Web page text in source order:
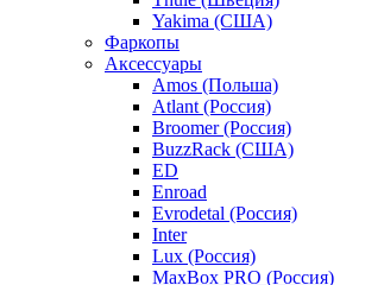
Yakima (США)
Фаркопы
Аксессуары
Amos (Польша)
Atlant (Россия)
Broomer (Россия)
BuzzRack (США)
ED
Enroad
Evrodetal (Россия)
Inter
Lux (Россия)
MaxBox PRO (Россия)